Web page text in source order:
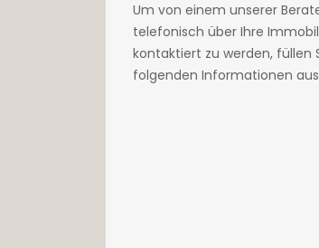
Um von einem unserer
telefonisch über Ihre
kontaktiert zu werden, füllen
folgenden Informationen